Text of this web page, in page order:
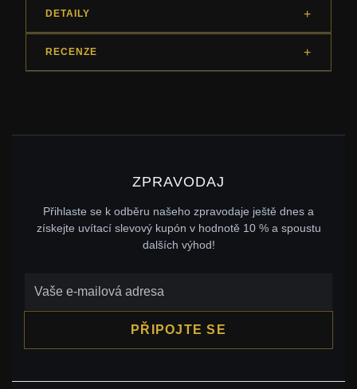
DETAILY
RECENZE
ZPRAVODAJ
Přihlaste se k odběru našeho zpravodaje ještě dnes a
získejte uvítací slevový kupón v hodnotě 10 % a spoustu
dalších výhod!
PŘIPOJTE SE